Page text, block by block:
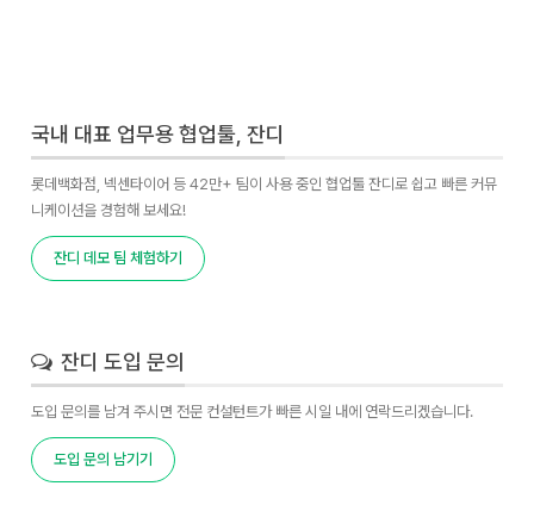
국내 대표 업무용 협업툴, 잔디
롯데백화점, 넥센타이어 등 42만+ 팀이 사용 중인 협업툴 잔디로 쉽고 빠른 커뮤
니케이션을 경험해 보세요!
잔디 데모 팀 체험하기
잔디 도입 문의
도입 문의를 남겨 주시면 전문 컨설턴트가 빠른 시일 내에 연락드리겠습니다.
도입 문의 남기기